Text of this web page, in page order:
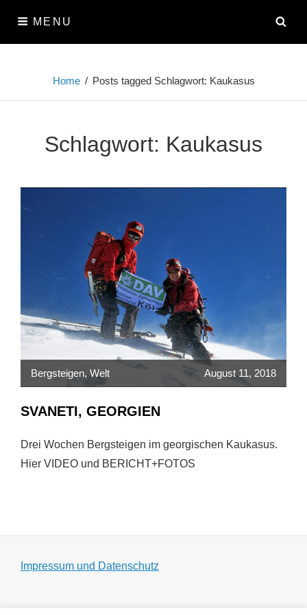
content
MENU
Home / Posts tagged Schlagwort: Kaukasus
Schlagwort: Kaukasus
Bergsteigen, Welt August 11, 2018
SVANETI, GEORGIEN
Drei Wochen Bergsteigen im georgischen Kaukasus.
Hier VIDEO und BERICHT+FOTOS
Impressum und Datenschutz